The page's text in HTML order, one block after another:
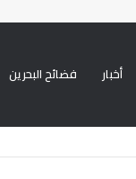
أخبار فضائح البحرين
ضد الشيعة